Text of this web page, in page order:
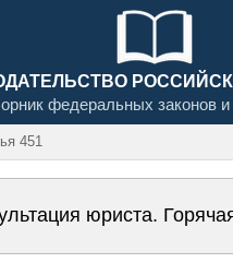
федеральных законов
451
юриста.